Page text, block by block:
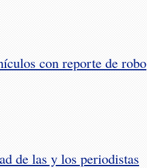
con reporte de robo
de las y los periodistas